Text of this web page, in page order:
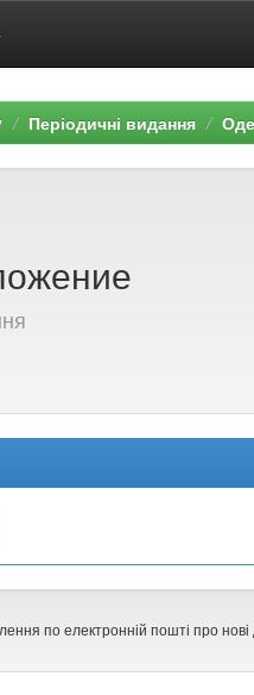
Періодичні видання
по електронній пошті про